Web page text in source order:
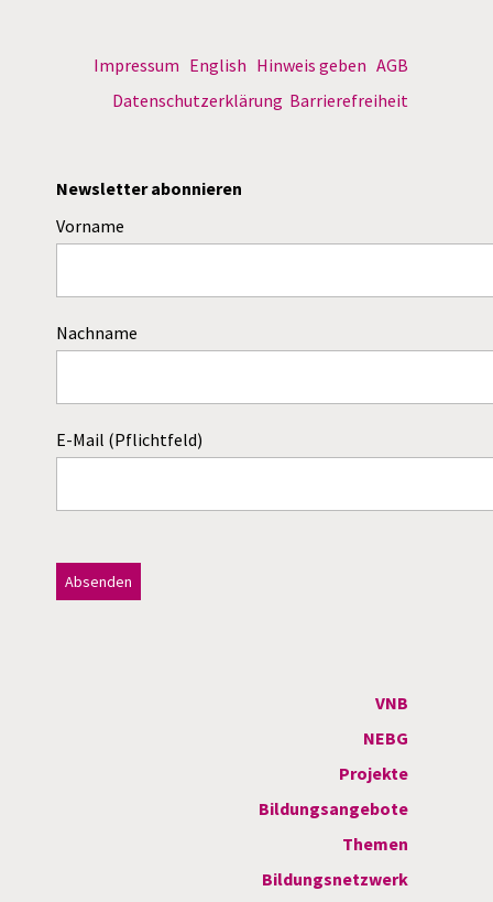
Impressum English Hinweis geben AGB
Datenschutzerklärung Barrierefreiheit
Newsletter abonnieren
Vorname
Nachname
E-Mail (Pflichtfeld)
VNB
NEBG
Projekte
Bildungsangebote
Themen
Bildungsnetzwerk